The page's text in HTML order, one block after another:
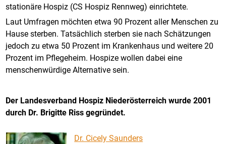
stationäre Hospiz (CS Hospiz Rennweg) einrichtete.
Laut Umfragen möchten etwa 90 Prozent aller Menschen zu
Hause sterben. Tatsächlich sterben sie nach Schätzungen
jedoch zu etwa 50 Prozent im Krankenhaus und weitere 20
Prozent im Pflegeheim. Hospize wollen dabei eine
menschenwürdige Alternative sein.
Der Landesverband Hospiz Niederösterreich wurde 2001
durch Dr. Brigitte Riss gegründet.
Dr. Cicely Saunders